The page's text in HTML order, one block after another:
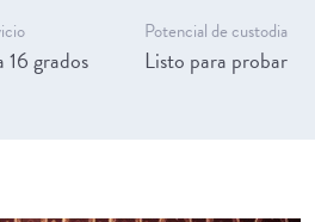
16 grados
Potencial de custodia
Listo para probar